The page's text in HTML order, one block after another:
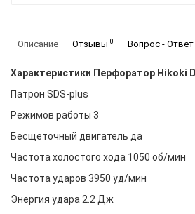
Описание Отзывы 0 Вопрос - Ответ
Характеристики Перфоратор Hikoki
Патрон SDS-plus
Режимов работы 3
Бесщеточный двигатель да
Частота холостого хода 1050 об/мин
Частота ударов 3950 уд/мин
Энергия удара 2.2 Дж